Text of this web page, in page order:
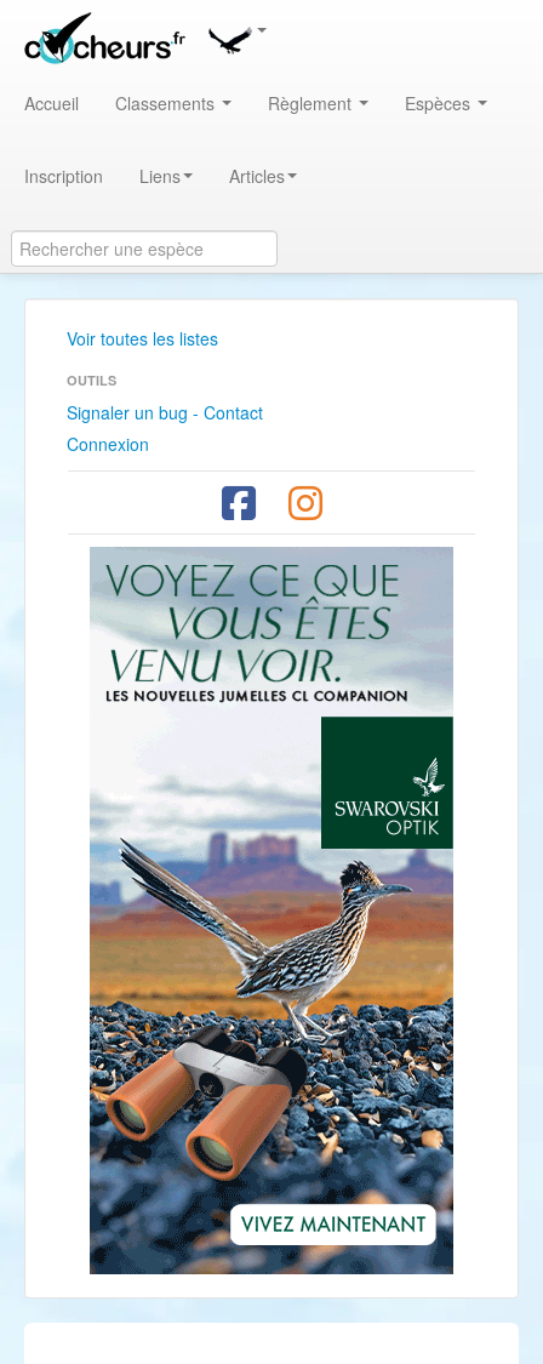
Accueil Classements Règlement Espèces
Inscription Liens Articles
Voir toutes les listes
OUTILS
Signaler un bug - Contact
Connexion